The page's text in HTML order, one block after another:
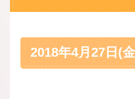
2018年4月27日(